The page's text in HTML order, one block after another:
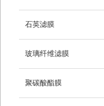
石英滤膜
玻璃纤维滤膜
聚碳酸酯膜